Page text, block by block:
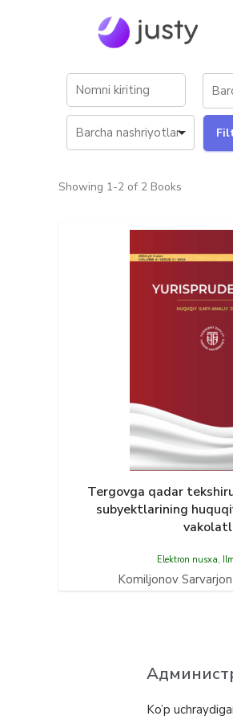
Showing 1-2 of 2 Books
Tergovga qadar
subyektlarining
Elektron nusxa,
Komiljonov
Ko’p